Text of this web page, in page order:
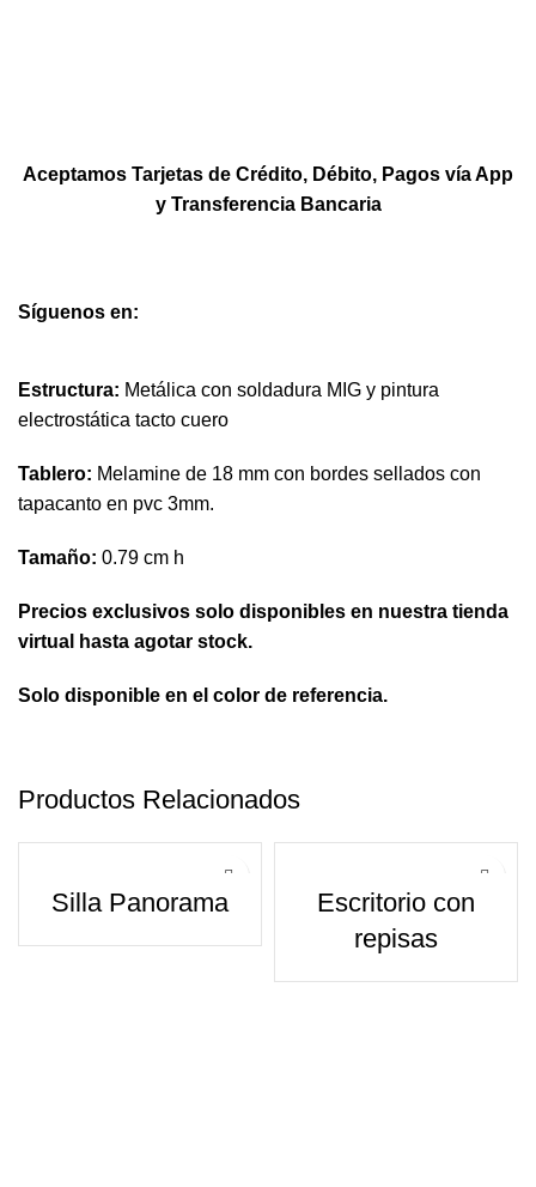
Aceptamos Tarjetas de Crédito, Débito, Pagos vía App
y Transferencia Bancaria
Síguenos en:
Estructura: Metálica con soldadura MIG y pintura
electrostática tacto cuero
Tablero: Melamine de 18 mm con bordes sellados con
tapacanto en pvc 3mm.
Tamaño: 0.79 cm h
Precios exclusivos solo disponibles en nuestra tienda
virtual hasta agotar stock.
Solo disponible en el color de referencia.
Productos Relacionados
Silla Panorama
Escritorio con
repisas